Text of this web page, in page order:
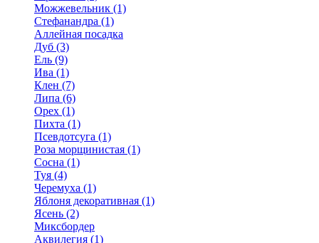
Можжевельник (1)
Стефанандра (1)
Аллейная посадка
Дуб (3)
Ель (9)
Ива (1)
Клен (7)
Липа (6)
Орех (1)
Пихта (1)
Псевдотсуга (1)
Роза морщинистая (1)
Сосна (1)
Туя (4)
Черемуха (1)
Яблоня декоративная (1)
Ясень (2)
Миксбордер
Аквилегия (1)